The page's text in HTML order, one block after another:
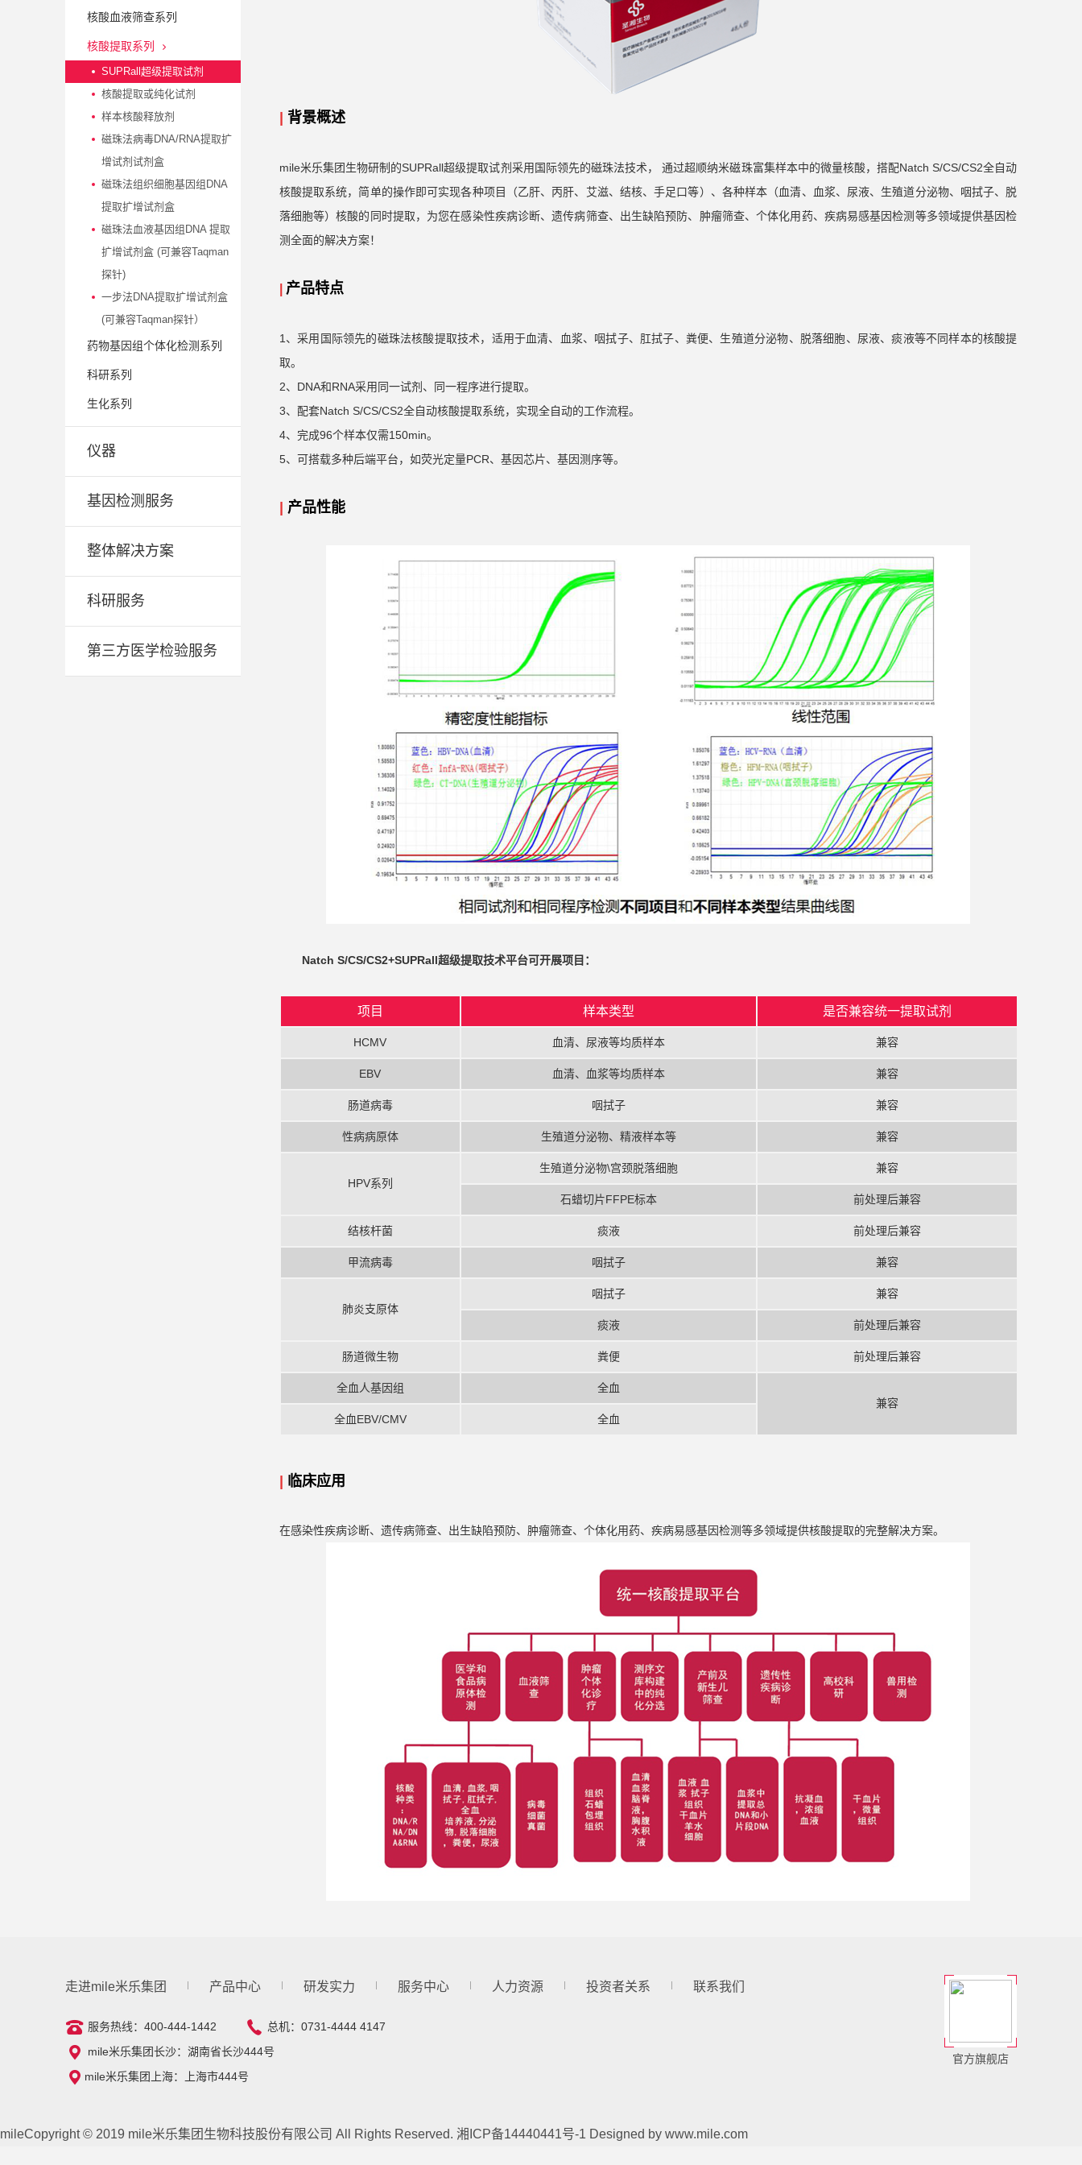
核酸血液筛查系列
核酸提取系列
SUPRall超级提取试剂
核酸提取或纯化试剂
样本核酸释放剂
磁珠法病毒DNA/RNA提取扩
增试剂试剂盒
磁珠法组织细胞基因组DNA
提取扩增试剂盒
磁珠法血液基因组DNA 提取
扩增试剂盒 (可兼容Taqman
探针)
一步法DNA提取扩增试剂盒
(可兼容Taqman探针）
药物基因组个体化检测系列
科研系列
生化系列
仪器
基因检测服务
整体解决方案
科研服务
第三方医学检验服务
| 背景概述
mile米乐集团生物研制的SUPRall超级提取试剂采用国际领先的磁珠法技术， 通过超顺纳米磁珠富集样本中的微量核酸，搭配Natch S/CS/CS2全自动
核酸提取系统，简单的操作即可实现各种项目（乙肝、丙肝、艾滋、结核、手足口等）、各种样本（血清、血浆、尿液、生殖道分泌物、咽拭子、脱
落细胞等）核酸的同时提取，为您在感染性疾病诊断、遗传病筛查、出生缺陷预防、肿瘤筛查、个体化用药、疾病易感基因检测等多领域提供基因检
测全面的解决方案！
产品特点
1、采用国际领先的磁珠法核酸提取技术，适用于血清、血浆、咽拭子、肛拭子、粪便、生殖道分泌物、脱落细胞、尿液、痰液等不同样本的核酸提
取。
2、DNA和RNA采用同一试剂、同一程序进行提取。
3、配套Natch S/CS/CS2全自动核酸提取系统，实现全自动的工作流程。
4、完成96个样本仅需150min。
5、可搭载多种后端平台，如荧光定量PCR、基因芯片、基因测序等。
| 产品性能
Natch S/CS/CS2+SUPRall超级提取技术平台可开展项目：
项目 样本类型 是否兼容统一提取试剂
HCMV 血清、尿液等均质样本 兼容
EBV 血清、血浆等均质样本 兼容
肠道病毒 咽拭子 兼容
性病病原体 生殖道分泌物、精液样本等 兼容
HPV系列
生殖道分泌物\宫颈脱落细胞 兼容
石蜡切片FFPE标本 前处理后兼容
结核杆菌 痰液 前处理后兼容
甲流病毒 咽拭子 兼容
肺炎支原体
咽拭子 兼容
痰液 前处理后兼容
肠道微生物 粪便 前处理后兼容
全血人基因组
全血
兼容
全血EBV/CMV
全血
| 临床应用
在感染性疾病诊断、遗传病筛查、出生缺陷预防、肿瘤筛查、个体化用药、疾病易感基因检测等多领域提供核酸提取的完整解决方案。
走进mile米乐集团 产品中心 研发实力 服务中心 人力资源 投资者关系 联系我们
服务热线：400-444-1442
总机：0731-4444 4147
mile米乐集团长沙：湖南省长沙444号
mile米乐集团上海：上海市444号
官方旗舰店
mileCopyright © 2019 mile米乐集团生物科技股份有限公司 All Rights Reserved. 湘ICP备14440441号-1 Designed by www.mile.com